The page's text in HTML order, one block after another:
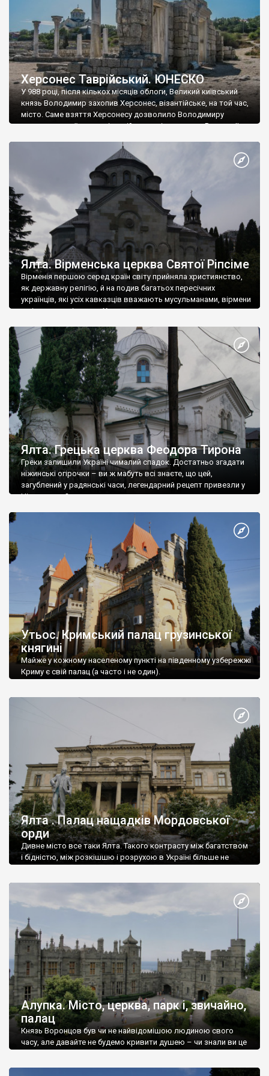
Херсонес Таврійський. ЮНЕСКО
У 988 році, після кількох місяців облоги, Великий київський
князь Володимир захопив Херсонес, візантійське, на той час,
місто. Саме взяття Херсонесу дозволило Володимиру
диктувати свої умови візантійському імператору Василю ІІ, та
Херсонесі Володимир-язичник, став Василем-християнином.
А потім було Хрещення Русі. На честь Херсонесу Таврійського
Ялта. Вірменська церква Святої Ріпсіме
Вірменія першою серед країн світу прийняла християнство,
як державну релігію, й на подив багатьох пересічних
українців, які усіх кавказців вважають мусульманами, вірмени
є відданими вірянами Христа
Ялта. Грецька церква Феодора Тирона
Греки залишили Україні чималий спадок. Достатньо згадати
ніжинські огірочки – ви ж мабуть всі знаєте, що цей,
загублений у радянські часи, легендарний рецепт привезли у
Ніжин греки?
Утьос. Кримський палац грузинської
княгині
Майже у кожному населеному пункті на південному узбережжі
Криму є свій палац (а часто і не один).
Ялта . Палац нащадків Мордовської
орди
Дивне місто все таки Ялта. Такого контрасту між багатством
і бідністю, між розкішшю і розрухою в Україні більше не
Алупка. Місто, церква, парк і, звичайно,
палац
Князь Воронцов був чи не найвідомішою людиною свого
часу, але давайте не будемо кривити душею – чи знали ви це